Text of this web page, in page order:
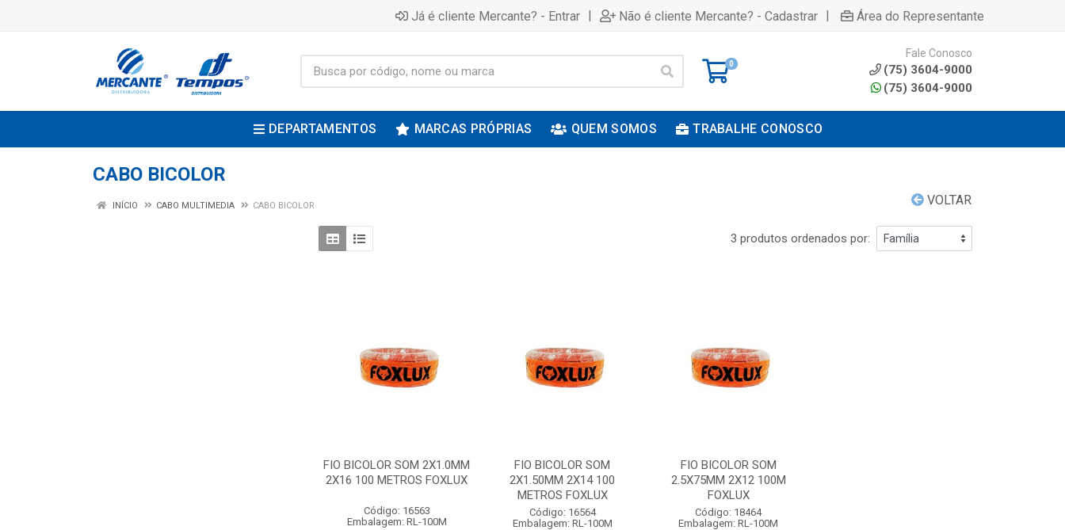
Já é cliente Mercante? - Entrar | Não é cliente Mercante? - Cadastrar | Área do Representante
0
Fale Conosco
(75) 3604-9000
(75) 3604-9000
DEPARTAMENTOS MARCAS PRÓPRIAS QUEM SOMOS TRABALHE CONOSCO
CABO BICOLOR
VOLTAR
INÍCIO CABO MULTIMEDIA CABO BICOLOR
3 produtos ordenados por:
FIO BICOLOR SOM 2X1.0MM
2X16 100 METROS FOXLUX
Código: 16563
Embalagem: RL-100M
FIO BICOLOR SOM
2X1.50MM 2X14 100
METROS FOXLUX
Código: 16564
Embalagem: RL-100M
FIO BICOLOR SOM
2.5X75MM 2X12 100M
FOXLUX
Código: 18464
Embalagem: RL-100M